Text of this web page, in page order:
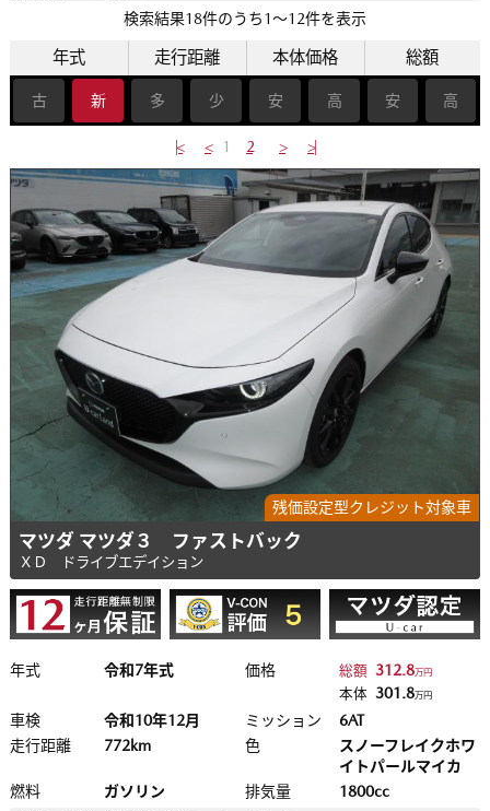
検索結果18件のうち1〜12件を表示
年式 走行距離 本体価格 総額
古 新 多 少 安 高 安 高
|< < 1 2 > >|
残価設定型クレジット対象車
マツダ マツダ３ ファストバック
ＸＤ ドライブエデイション
年式 令和7年式 価格 総額 312.8万円
本体 301.8万円
車検 令和10年12月 ミッション
6AT
走行距離
772km 色
スノーフレイクホワ
イトパールマイカ
燃料
ガソリン 排気量
1800cc